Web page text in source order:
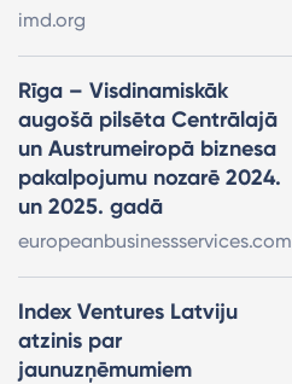
imd.org
Rīga – Visdinamiskāk
augošā pilsēta Centrālajā
un Austrumeiropā biznesa
pakalpojumu nozarē 2024.
un 2025. gadā
europeanbusinessservices.com
Index Ventures Latviju
atzinis par
jaunuzņēmumiem